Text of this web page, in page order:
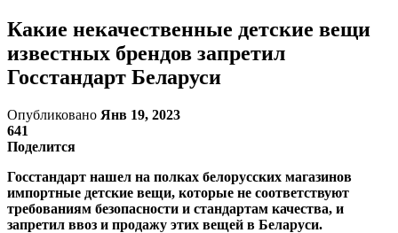
Какие некачественные детские вещи
известных брендов запретил
Госстандарт Беларуси
Опубликовано Янв 19, 2023
641
Поделится
Госстандарт нашел на полках белорусских магазинов
импортные детские вещи, которые не соответствуют
требованиям безопасности и стандартам качества, и
запретил ввоз и продажу этих вещей в Беларуси.